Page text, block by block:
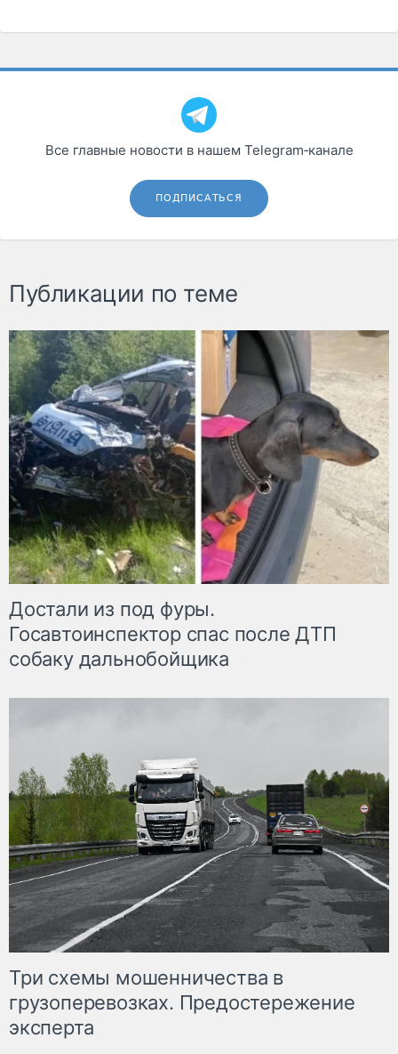
Все главные новости в нашем Telegram‑канале
ПОДПИСАТЬСЯ
Публикации по теме
Достали из под фуры.
Госавтоинспектор спас после ДТП
собаку дальнобойщика
Три схемы мошенничества в
грузоперевозках. Предостережение
эксперта